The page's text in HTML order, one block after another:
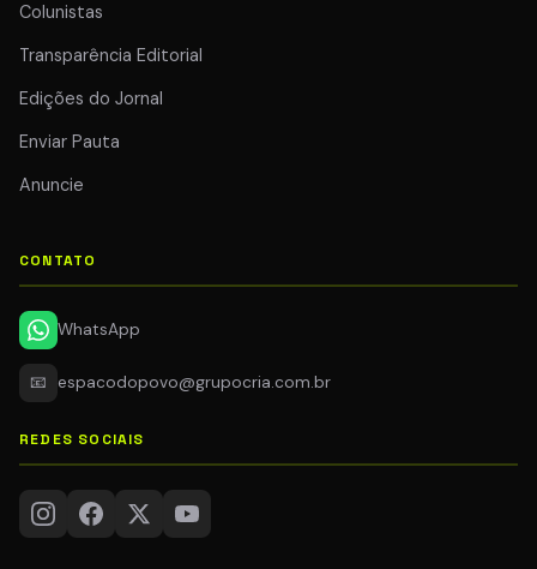
Colunistas
Transparência Editorial
Edições do Jornal
Enviar Pauta
Anuncie
CONTATO
WhatsApp
📧 espacodopovo@grupocria.com.br
REDES SOCIAIS